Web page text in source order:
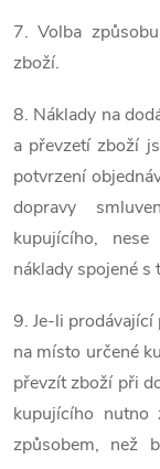
7. Volba
zboží.
8. Náklady na
a převzetí zboží
potvrzení
dopravy
kupujícího,
náklady spojené
9. Je-li
na místo určené
převzít zboží při
kupujícího nutno
způsobem, než